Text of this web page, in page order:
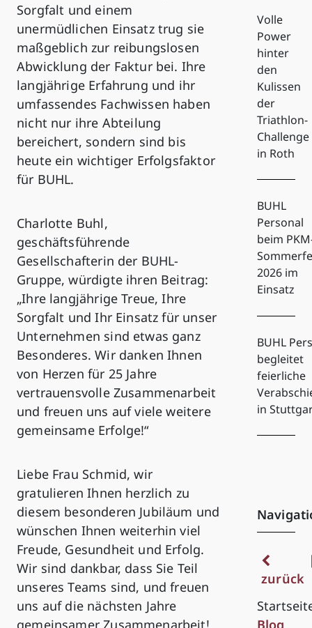
Sorgfalt und einem
unermüdlichen Einsatz trug sie
maßgeblich zur reibungslosen
Abwicklung der Faktur bei. Ihre
langjährige Erfahrung und ihr
umfassendes Fachwissen haben
nicht nur ihre Abteilung
bereichert, sondern sind bis
heute ein wichtiger Erfolgsfaktor
für BUHL.
Charlotte Buhl,
geschäftsführende
Gesellschafterin der BUHL-
Gruppe, würdigte ihren Beitrag:
„Ihre langjährige Treue, Ihre
Sorgfalt und Ihr Einsatz für unser
Unternehmen sind etwas ganz
Besonderes. Wir danken Ihnen
von Herzen für 25 Jahre
vertrauensvolle Zusammenarbeit
und freuen uns auf viele weitere
gemeinsame Erfolge!“
Liebe Frau Schmid, wir
gratulieren Ihnen herzlich zu
diesem besonderen Jubiläum und
wünschen Ihnen weiterhin viel
Freude, Gesundheit und Erfolg.
Wir sind dankbar, dass Sie Teil
unseres Teams sind, und freuen
uns auf die nächsten Jahre
gemeinsamer Zusammenarbeit!
Volle
Power
hinter
den
Kulissen
der
Triathlon-
Challenge
in Roth
BUHL
Personal
beim
2026 im
Einsatz
BUHL
begleitet
feierliche
in
zurück
Blog